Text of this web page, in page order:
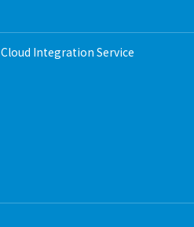
Cloud Integration Service